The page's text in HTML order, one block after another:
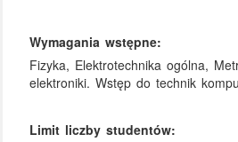
Wymagania wstępne:
Fizyka, Elektrotechnika ogólna,
elektroniki. Wstęp do technik
Limit liczby studentów: